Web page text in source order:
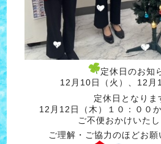
定休日のお知
12月10日（火）、12
定休日となりま
12月12日（木）１０：００
ご不便おかけいたし
ご理解・ご協力のほどお願